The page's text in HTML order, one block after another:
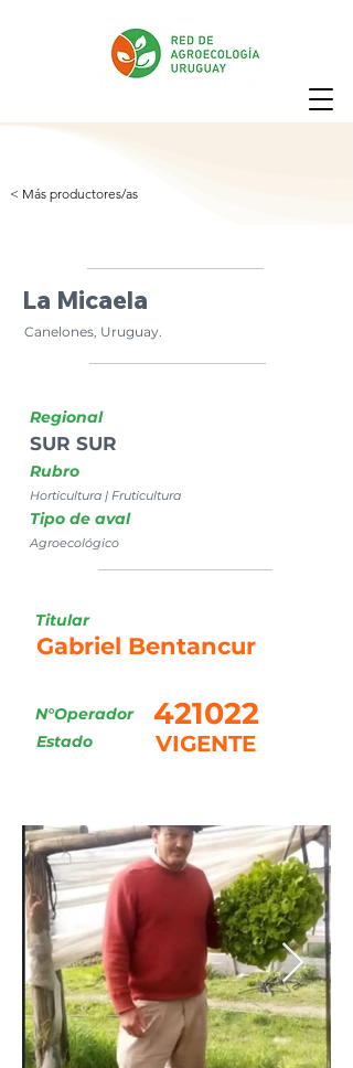
< Más productores/as
La Micaela
Canelones, Uruguay.
Regional
SUR SUR
Rubro
Horticultura | Fruticultura
Tipo de aval
Agroecológico
Titular
Gabriel Bentancur
N°Operador
VIGENTE
Estado
421022